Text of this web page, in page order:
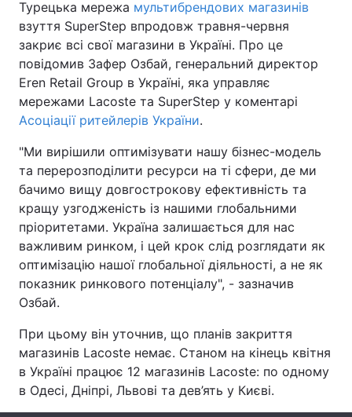
Головна Війна
Україна Політика
Економіка Світ
Техно і зв'язок Лайт
Зброя Інциденти
Здоров'я Туризм
Цікавинки Погода
Екологія
Лонгріди
Відео з Youtube Статті
Турецька мережа мультибрендових магазинів
взуття SuperStep впродовж травня-червня
закриє всі свої магазини в Україні. Про це
повідомив Зафер Озбай, генеральний директор
Eren Retail Group в Україні, яка управляє
мережами Lacoste та SuperStep у коментарі
Асоціації ритейлерів України.
"Ми вирішили оптимізувати нашу бізнес-модель
та перерозподілити ресурси на ті сфери, де ми
бачимо вищу довгострокову ефективність та
кращу узгодженість із нашими глобальними
пріоритетами. Україна залишається для нас
важливим ринком, і цей крок слід розглядати як
оптимізацію нашої глобальної діяльності, а не як
показник ринкового потенціалу", - зазначив
Озбай.
При цьому він уточнив, що планів закриття
магазинів Lacoste немає. Станом на кінець квітня
в Україні працює 12 магазинів Lacoste: по одному
в Одесі, Дніпрі, Львові та дев’ять у Києві.